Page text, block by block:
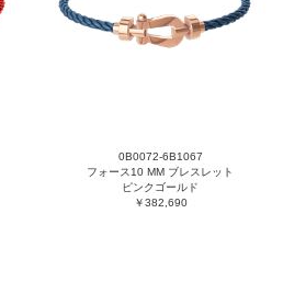
0B0072-6B1067
フォース10 MM ブレスレット
ピンクゴールド
￥382,690